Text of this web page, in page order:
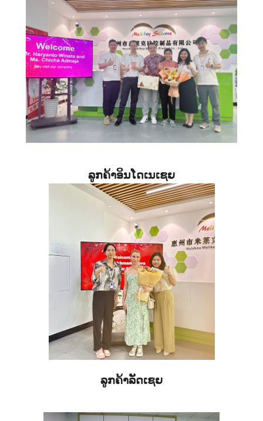
ລູກຄ້າອິນໂດເນເຊຍ
ລູກຄ້າລັດເຊຍ